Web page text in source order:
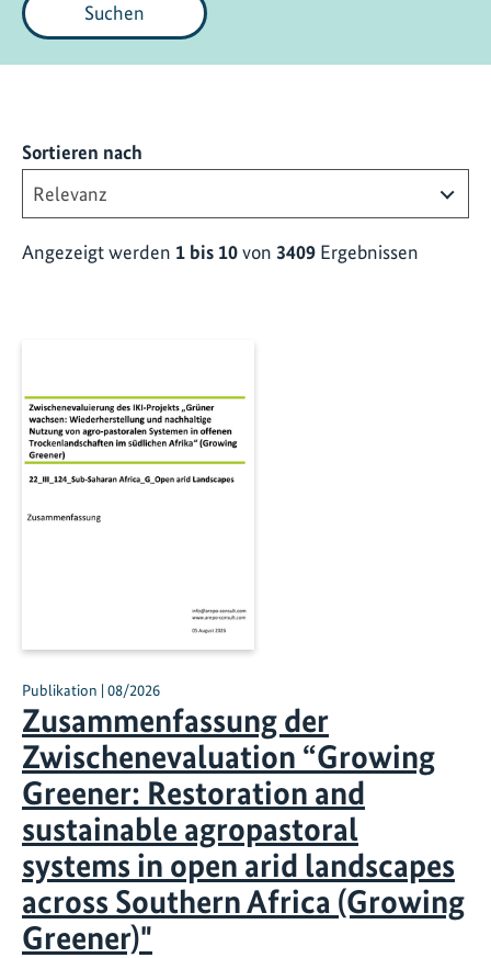
Suchen
Sortieren nach
Angezeigt werden 1 bis 10von 3409 Ergebnissen
Publikation | 08/2026
Zusammenfassung der
Zwischenevaluation “Growing
Greener: Restoration and
sustainable agropastoral
systems in open arid landscapes
across Southern Africa (Growing
Greener)"